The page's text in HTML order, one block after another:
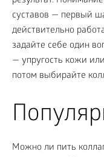
суставов — первый
действительно
задайте себе один
— упругость кожи
потом выбирайте
Можно ли пить